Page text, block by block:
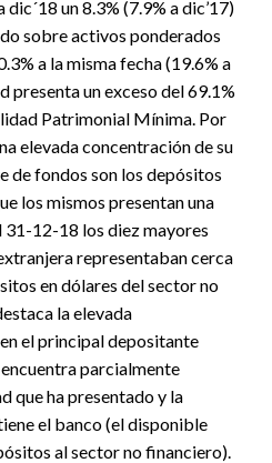
un 8.3% (7.9% a dic’17)
sobre activos ponderados
a la misma fecha (19.6% a
presenta un exceso del 69.1%
Patrimonial Mínima. Por
elevada concentración de su
de fondos son los depósitos
los mismos presentan una
12-18 los diez mayores
representaban cerca
en dólares del sector no
la elevada
el principal depositante
parcialmente
que ha presentado y la
el banco (el disponible
al sector no financiero).